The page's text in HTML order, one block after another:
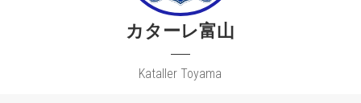
カターレ富山
Kataller Toyama